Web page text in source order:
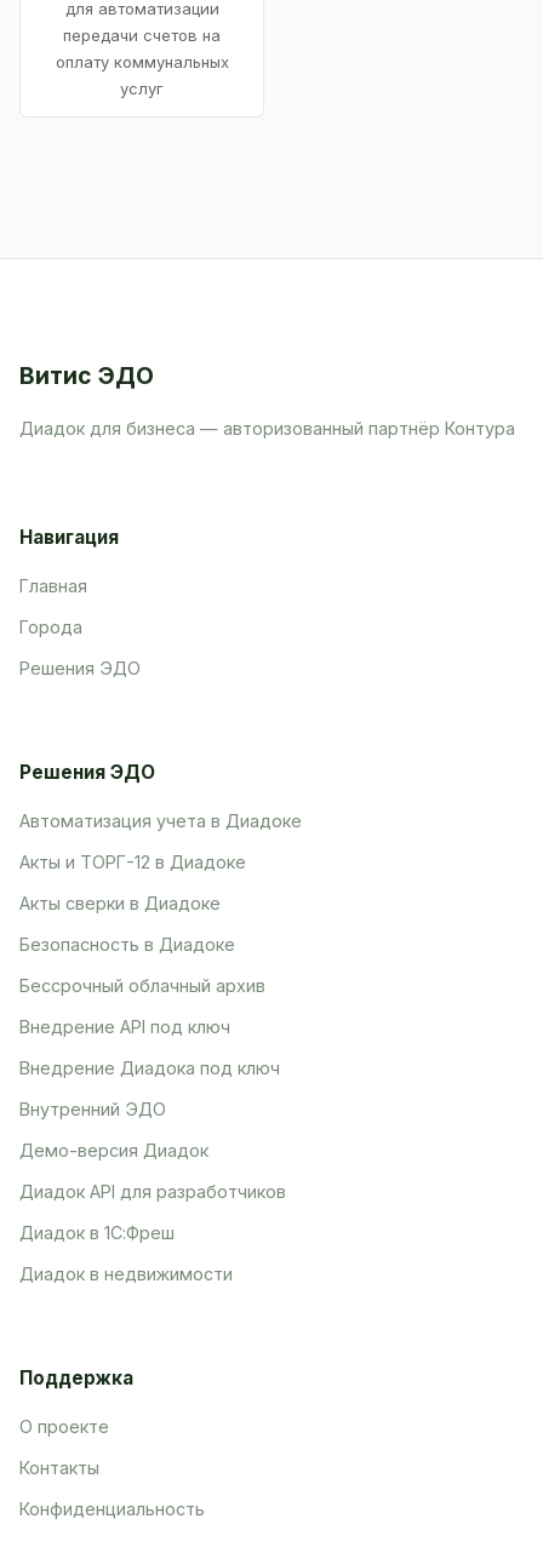
для автоматизации
передачи счетов на
оплату коммунальных
услуг
Витис ЭДО
Диадок для бизнеса — авторизованный партнёр Контура
Навигация
Главная
Города
Решения ЭДО
Решения ЭДО
Автоматизация учета в Диадоке
Акты и ТОРГ-12 в Диадоке
Акты сверки в Диадоке
Безопасность в Диадоке
Бессрочный облачный архив
Внедрение API под ключ
Внедрение Диадока под ключ
Внутренний ЭДО
Демо-версия Диадок
Диадок API для разработчиков
Диадок в 1С:Фреш
Диадок в недвижимости
Поддержка
О проекте
Контакты
Конфиденциальность